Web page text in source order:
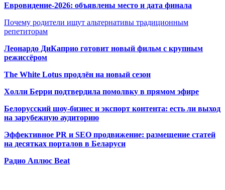
Евровидение-2026: объявлены место и дата финала
Почему родители ищут альтернативы традиционным
репетиторам
Леонардо ДиКаприо готовит новый фильм с крупным
режиссёром
The White Lotus продлён на новый сезон
Холли Берри подтвердила помолвку в прямом эфире
Белорусский шоу-бизнес и экспорт контента: есть ли выход
на зарубежную аудиторию
Эффективное PR и SEO продвижение: размещение статей
на десятках порталов в Беларуси
Радио Аплюс Beat